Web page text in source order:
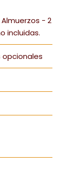
- 2
incluidas.